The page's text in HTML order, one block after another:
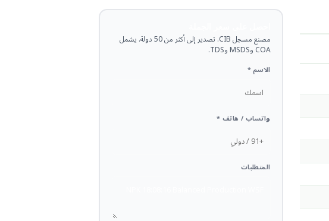
مصنع مسجل CIB. تصدير إلى أكثر من 50 دولة. يشمل
COA وMSDS وTDS.
الاسم *
واتساب / هاتف *
المتطلبات